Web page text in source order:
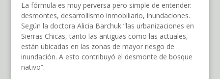
La fórmula es muy perversa pero simple de entender:
desmontes, desarrollismo inmobiliario, inundaciones.
Según la doctora Alicia Barchuk “las urbanizaciones en
Sierras Chicas, tanto las antiguas como las actuales,
están ubicadas en las zonas de mayor riesgo de
inundación. A esto contribuyó el desmonte de bosque
nativo”.